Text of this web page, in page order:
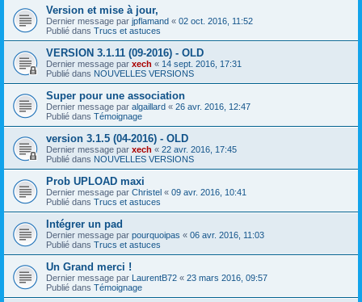
Version et mise à jour,
Dernier message par jpflamand « 02 oct. 2016, 11:52
Publié dans Trucs et astuces
VERSION 3.1.11 (09-2016) - OLD
Dernier message par xech « 14 sept. 2016, 17:31
Publié dans NOUVELLES VERSIONS
Super pour une association
Dernier message par algaillard « 26 avr. 2016, 12:47
Publié dans Témoignage
version 3.1.5 (04-2016) - OLD
Dernier message par xech « 22 avr. 2016, 17:45
Publié dans NOUVELLES VERSIONS
Prob UPLOAD maxi
Dernier message par Christel « 09 avr. 2016, 10:41
Publié dans Trucs et astuces
Intégrer un pad
Dernier message par pourquoipas « 06 avr. 2016, 11:03
Publié dans Trucs et astuces
Un Grand merci !
Dernier message par LaurentB72 « 23 mars 2016, 09:57
Publié dans Témoignage